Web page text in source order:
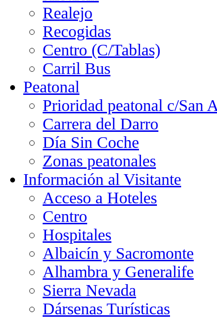
Realejo
Recogidas
Centro (C/Tablas)
Carril Bus
Peatonal
Prioridad peatonal c/San
Carrera del Darro
Día Sin Coche
Zonas peatonales
Información al Visitante
Acceso a Hoteles
Centro
Hospitales
Albaicín y Sacromonte
Alhambra y Generalife
Sierra Nevada
Dársenas Turísticas